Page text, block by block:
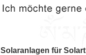
Solaranlagen für